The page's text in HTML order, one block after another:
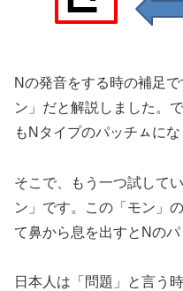
Nの発音をする時の補足
ン」だと解説しました。
もNタイプのパッチㇺに
そこで、もう一つ試して
ン」です。この「モン」
て鼻から息を出すとNの
日本人は「問題」と言う